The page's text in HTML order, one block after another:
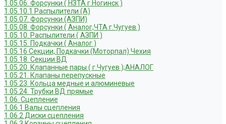
1.05.06. Форсунки ( НЗТА г.Ногинск )
1.05.10.1 Распылители (А)
1.05.07. Форсунки (АЗПИ)
1.05.08. Форсунки ( Аналог,ЧТА г.Чугуев )
1.05.10. Распылители ( АЗПИ )
1.05.15. Подкачки ( Аналог )
1.05.16 Секции, Подкачки (Моторпал) Чехия
1.05.18. Секции ВД
1.05.20. Клапанные пары ( г.Чугуев );АНАЛОГ
1.05.21. Клапаны перепускные
1.05.23. Кольца медные и алюминевые
1.05.24. Трубки ВД прямые
1.06. Сцепление
1.06.1 Валы сцепления
1.06.2 Диски сцепления